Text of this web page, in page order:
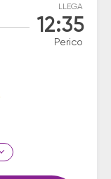
LLEGA
12:35
Perico